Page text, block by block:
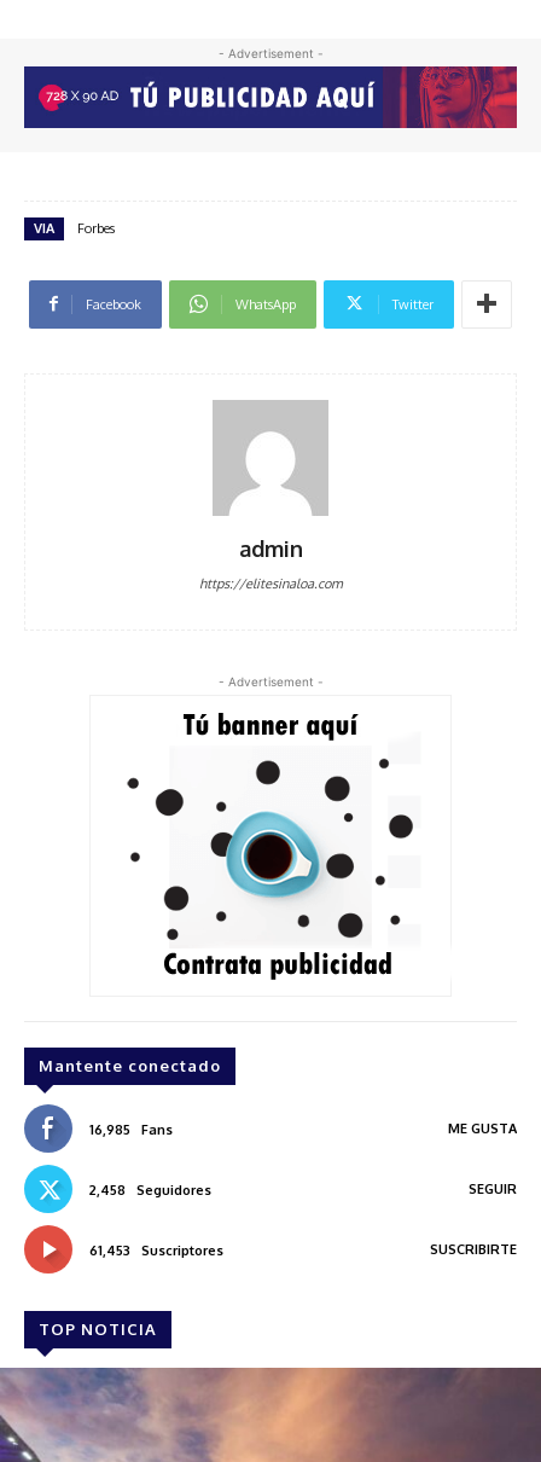
- Advertisement -
VIA Forbes
Facebook WhatsApp Twitter
admin
https://elitesinaloa.com
- Advertisement -
Mantente conectado
16,985 Fans ME GUSTA
2,458 Seguidores SEGUIR
61,453 Suscriptores SUSCRIBIRTE
TOP NOTICIA